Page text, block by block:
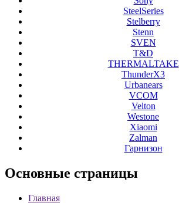
SteelSeries
Stelberry
Stenn
SVEN
T&D
THERMALTAKE
ThunderX3
Urbanears
VCOM
Velton
Westone
Xiaomi
Zalman
Гарнизон
Основные страницы
Главная